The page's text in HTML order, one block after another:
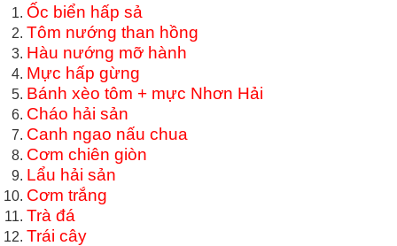
Ốc biển hấp sả
Tôm nướng than hồng
Hàu nướng mỡ hành
Mực hấp gừng
Bánh xèo tôm + mực Nhơn Hải
Cháo hải sản
Canh ngao nấu chua
Cơm chiên giòn
Lẩu hải sản
Cơm trắng
Trà đá
Trái cây